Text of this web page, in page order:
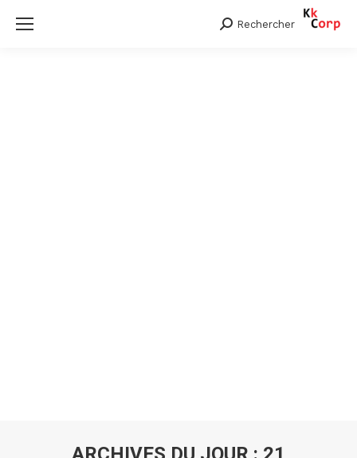
Search:
Rechercher